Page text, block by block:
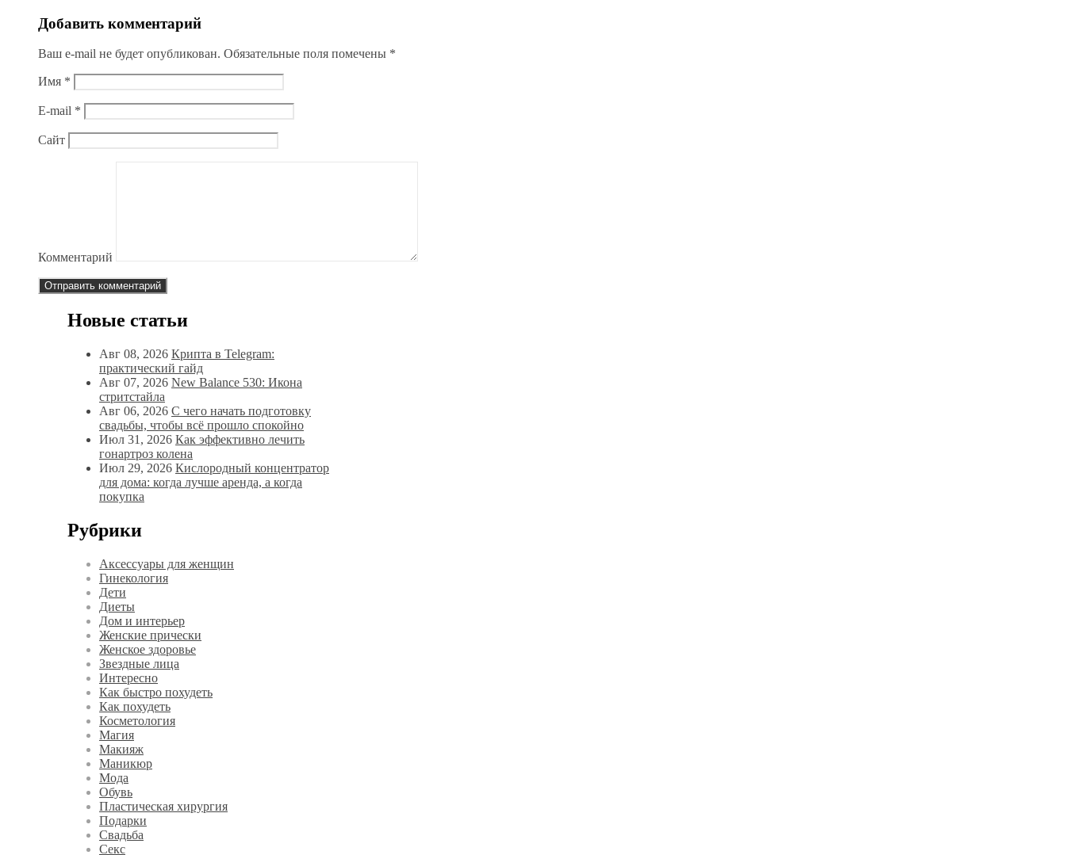
Добавить комментарий
Ваш e-mail не будет опубликован. Обязательные поля помечены *
Имя *
E-mail *
Сайт
Комментарий
Новые статьи
Авг 08, 2026 Крипта в Telegram:
практический гайд
Авг 07, 2026 New Balance 530: Икона
стритстайла
Авг 06, 2026 С чего начать подготовку
свадьбы, чтобы всё прошло спокойно
Июл 31, 2026 Как эффективно лечить
гонартроз колена
Июл 29, 2026 Кислородный концентратор
для дома: когда лучше аренда, а когда
покупка
Рубрики
Аксессуары для женщин
Гинекология
Дети
Диеты
Дом и интерьер
Женские прически
Женское здоровье
Звездные лица
Интересно
Как быстро похудеть
Как похудеть
Косметология
Магия
Макияж
Маникюр
Мода
Обувь
Пластическая хирургия
Подарки
Свадьба
Секс